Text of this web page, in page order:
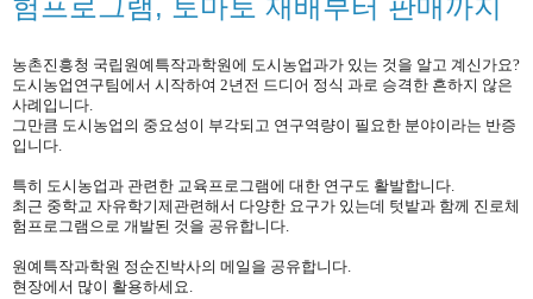
험프로그램, 토마토 재배부터 판매까지
농촌진흥청 국립원예특작과학원에 도시농업과가 있는 것을 알고 계신가요?
도시농업연구팀에서 시작하여 2년전 드디어 정식 과로 승격한 흔하지 않은
사례입니다.
그만큼 도시농업의 중요성이 부각되고 연구역량이 필요한 분야이라는 반증
입니다.
특히 도시농업과 관련한 교육프로그램에 대한 연구도 활발합니다.
최근 중학교 자유학기제관련해서 다양한 요구가 있는데 텃밭과 함께 진로체
험프로그램으로 개발된 것을 공유합니다.
원예특작과학원 정순진박사의 메일을 공유합니다.
현장에서 많이 활용하세요.